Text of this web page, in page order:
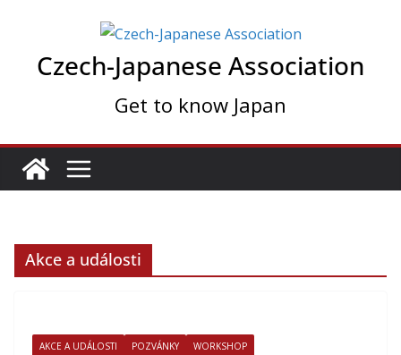
contentCzech-Japanese Association
Get to know Japan
Akce a události
AKCE A UDÁLOSTI POZVÁNKY WORKSHOP